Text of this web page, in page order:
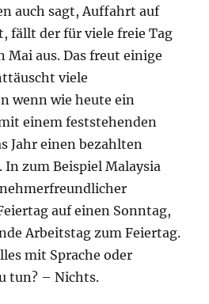
auch sagt, Auffahrt auf
fällt der für viele freie Tag
Mai aus. Das freut einige
viele
wenn wie heute ein
einem feststehenden
Jahr einen bezahlten
In zum Beispiel Malaysia
auf einen Sonntag,
Arbeitstag zum Feiertag.
mit Sprache oder
tun? – Nichts.